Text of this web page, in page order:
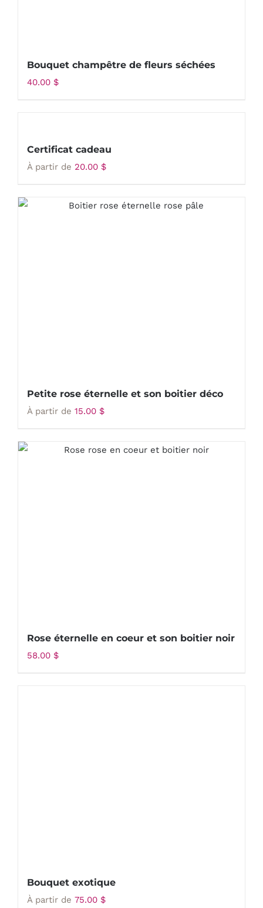
Bouquet champêtre de fleurs séchées
40.00 $
Certificat cadeau
À partir de 20.00 $
Petite rose éternelle et son boitier déco
À partir de 15.00 $
Rose éternelle en coeur et son boitier noir
58.00 $
Bouquet exotique
À partir de 75.00 $